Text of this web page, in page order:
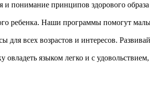
понимание принципов здорового
ребенка. Наши программы помогут
для всех возрастов и интересов.
языком легко и с